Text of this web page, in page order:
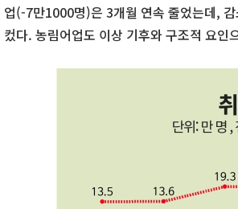
업(-7만1000명)은 3개월 연속 줄었는데,
컸다. 농림어업도 이상 기후와 구조적 요